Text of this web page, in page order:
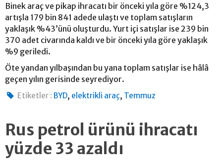
Binek araç ve pikap ihracatı bir önceki yıla göre %124,3
artışla 179 bin 841 adede ulaştı ve toplam satışların
yaklaşık %43’ünü oluşturdu. Yurt içi satışlar ise 239 bin
370 adet civarında kaldı ve bir önceki yıla göre yaklaşık
%9 geriledi.
Öte yandan yılbaşından bu yana toplam satışlar ise hâlâ
geçen yılın gerisinde seyrediyor.
Etiketler : BYD, elektrikli araç, Temmuz
Rus petrol ürünü ihracatı
yüzde 33 azaldı